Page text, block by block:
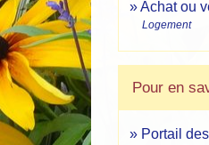
Achat ou
Logement
Pour en
Portail